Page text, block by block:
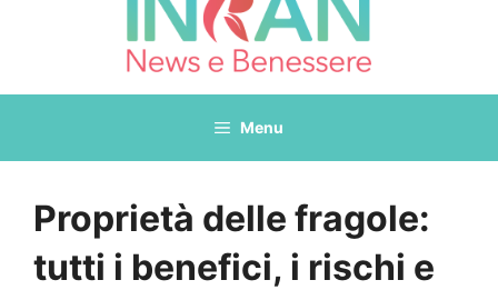
Menu
Proprietà delle fragole:
tutti i benefici, i rischi e